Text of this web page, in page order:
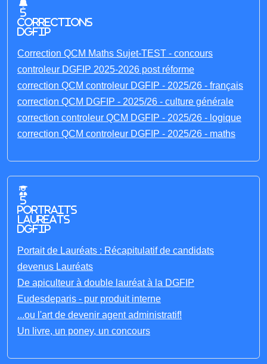
5
corrections
DGFIP
Correction QCM Maths Sujet-TEST - concours
controleur DGFIP 2025-2026 post réforme
correction QCM controleur DGFIP - 2025/26 - français
correction QCM DGFIP - 2025/26 - culture générale
correction controleur QCM DGFIP - 2025/26 - logique
correction QCM controleur DGFIP - 2025/26 - maths
5
portraits
laureats
DGFIP
Portait de Lauréats : Récapitulatif de candidats
devenus Lauréats
De apiculteur à double lauréat à la DGFIP
Eudesdeparis - pur produit interne
...ou l'art de devenir agent administratif!
Un livre, un poney, un concours